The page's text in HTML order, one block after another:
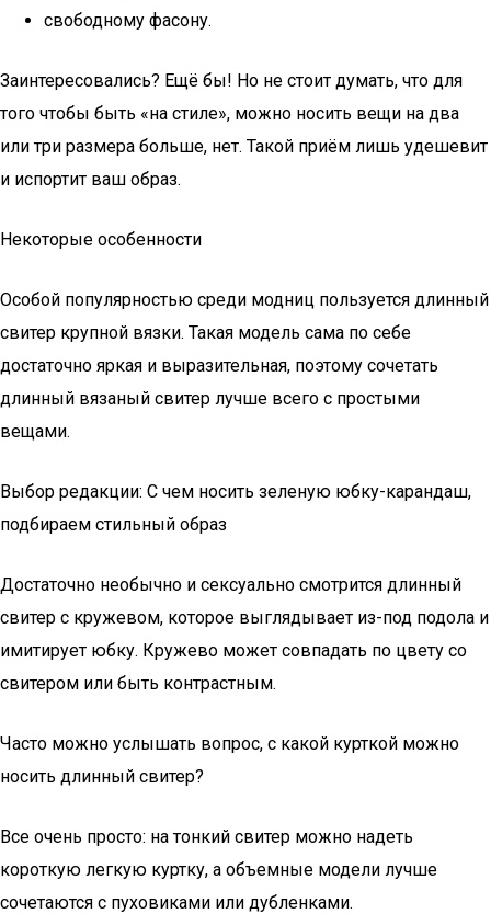
свободному фасону.
Заинтересовались? Ещё бы! Но не стоит думать, что для
того чтобы быть «на стиле», можно носить вещи на два
или три размера больше, нет. Такой приём лишь удешевит
и испортит ваш образ.
Некоторые особенности
Особой популярностью среди модниц пользуется длинный
свитер крупной вязки. Такая модель сама по себе
достаточно яркая и выразительная, поэтому сочетать
длинный вязаный свитер лучше всего с простыми
вещами.
Выбор редакции: С чем носить зеленую юбку-карандаш,
подбираем стильный образ
Достаточно необычно и сексуально смотрится длинный
свитер с кружевом, которое выглядывает из-под подола и
имитирует юбку. Кружево может совпадать по цвету со
свитером или быть контрастным.
Часто можно услышать вопрос, с какой курткой можно
носить длинный свитер?
Все очень просто: на тонкий свитер можно надеть
короткую легкую куртку, а объемные модели лучше
сочетаются с пуховиками или дубленками.